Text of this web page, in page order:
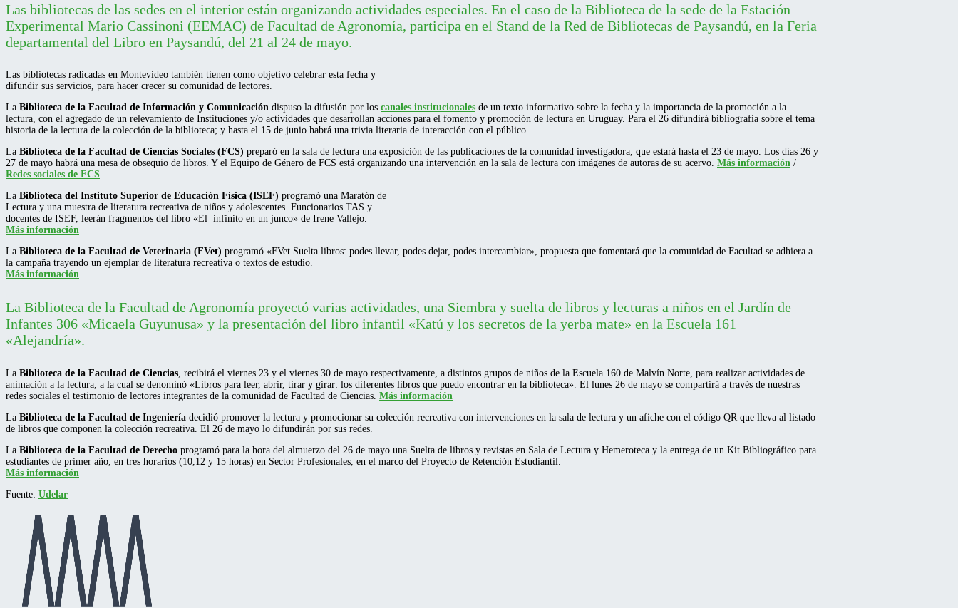
Las bibliotecas de las sedes en el interior están organizando actividades especiales. En el caso de la Biblioteca de la sede de la Estación
Experimental Mario Cassinoni (EEMAC) de Facultad de Agronomía, participa en el Stand de la Red de Bibliotecas de Paysandú, en la Feria
departamental del Libro en Paysandú, del 21 al 24 de mayo.
Las bibliotecas radicadas en Montevideo también tienen como objetivo celebrar esta fecha y
difundir sus servicios, para hacer crecer su comunidad de lectores.
La Biblioteca de la Facultad de Información y Comunicación dispuso la difusión por los canales institucionales de un texto informativo sobre la fecha y la importancia de la promoción a la
lectura, con el agregado de un relevamiento de Instituciones y/o actividades que desarrollan acciones para el fomento y promoción de lectura en Uruguay. Para el 26 difundirá bibliografía sobre el tema
historia de la lectura de la colección de la biblioteca; y hasta el 15 de junio habrá una trivia literaria de interacción con el público.
La Biblioteca de la Facultad de Ciencias Sociales (FCS) preparó en la sala de lectura una exposición de las publicaciones de la comunidad investigadora, que estará hasta el 23 de mayo. Los días 26 y
27 de mayo habrá una mesa de obsequio de libros. Y el Equipo de Género de FCS está organizando una intervención en la sala de lectura con imágenes de autoras de su acervo. Más información /
Redes sociales de FCS
La Biblioteca del Instituto Superior de Educación Física (ISEF) programó una Maratón de
Lectura y una muestra de literatura recreativa de niños y adolescentes. Funcionarios TAS y
docentes de ISEF, leerán fragmentos del libro «El infinito en un junco» de Irene Vallejo.
Más información
La Biblioteca de la Facultad de Veterinaria (FVet) programó «FVet Suelta libros: podes llevar, podes dejar, podes intercambiar», propuesta que fomentará que la comunidad de Facultad se adhiera a
la campaña trayendo un ejemplar de literatura recreativa o textos de estudio.
Más información
La Biblioteca de la Facultad de Agronomía proyectó varias actividades, una Siembra y suelta de libros y lecturas a niños en el Jardín de
Infantes 306 «Micaela Guyunusa» y la presentación del libro infantil «Katú y los secretos de la yerba mate» en la Escuela 161
«Alejandría».
La Biblioteca de la Facultad de Ciencias , recibirá el viernes 23 y el viernes 30 de mayo respectivamente, a distintos grupos de niños de la Escuela 160 de Malvín Norte, para realizar actividades de
animación a la lectura, a la cual se denominó «Libros para leer, abrir, tirar y girar: los diferentes libros que puedo encontrar en la biblioteca». El lunes 26 de mayo se compartirá a través de nuestras
redes sociales el testimonio de lectores integrantes de la comunidad de Facultad de Ciencias. Más información
La Biblioteca de la Facultad de Ingeniería decidió promover la lectura y promocionar su colección recreativa con intervenciones en la sala de lectura y un afiche con el código QR que lleva al listado
de libros que componen la colección recreativa. El 26 de mayo lo difundirán por sus redes.
La Biblioteca de la Facultad de Derecho programó para la hora del almuerzo del 26 de mayo una Suelta de libros y revistas en Sala de Lectura y Hemeroteca y la entrega de un Kit Bibliográfico para
estudiantes de primer año, en tres horarios (10,12 y 15 horas) en Sector Profesionales, en el marco del Proyecto de Retención Estudiantil.
Más información
Fuente: Udelar